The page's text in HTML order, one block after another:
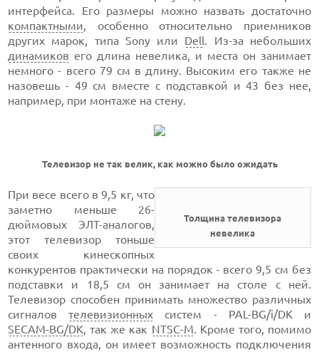
интерфейса. Его размеры можно назвать достаточно
компактными, особенно относительно приемников
других марок, типа Sony или Dell. Из-за небольших
динамиков его длина невелика, и места он занимает
немного - всего 79 см в длину. Высоким его также не
назовешь - 49 см вместе с подставкой и 43 без нее,
например, при монтаже на стену.
Телевизор не так велик, как можно было ожидать
Толщина телевизора
невелика
При весе всего в 9,5 кг, что
заметно меньше 26-
дюймовых ЭЛТ-аналогов,
этот телевизор тоньше
своих кинескопных
конкурентов практически на порядок - всего 9,5 см без
подставки и 18,5 см он занимает на столе с ней.
Телевизор способен принимать множество различных
сигналовтелевизионных систем - PAL-BG/i/DK и
SECAM-BG/DK, так же как NTSC-M. Кроме того, помимо
антенного входа, он имеет возможность подключения